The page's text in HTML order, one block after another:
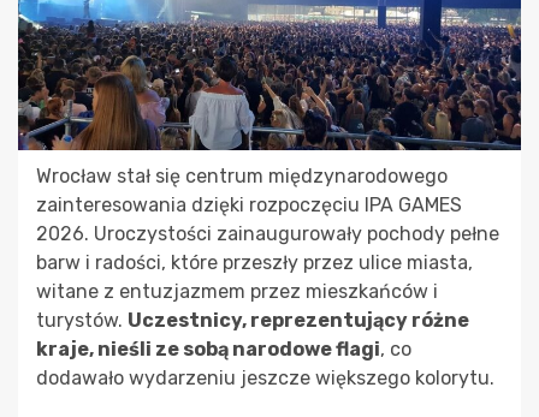
Wrocław stał się centrum międzynarodowego
zainteresowania dzięki rozpoczęciu IPA GAMES
2026. Uroczystości zainaugurowały pochody pełne
barw i radości, które przeszły przez ulice miasta,
witane z entuzjazmem przez mieszkańców i
turystów. Uczestnicy, reprezentujący różne
kraje, nieśli ze sobą narodowe flagi, co
dodawało wydarzeniu jeszcze większego kolorytu.